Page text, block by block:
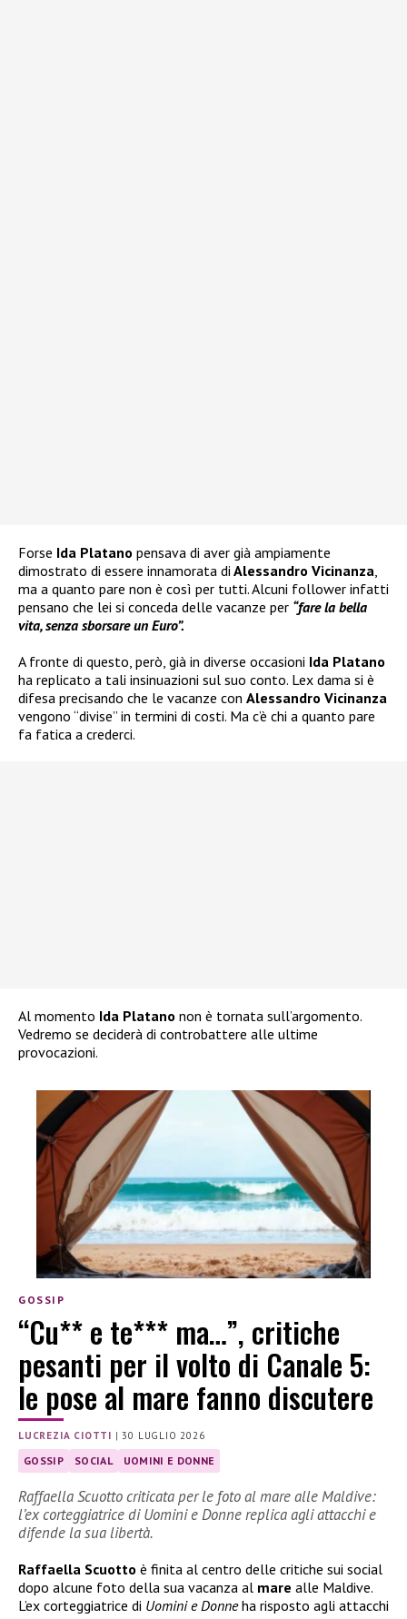
Forse Ida Platano pensava di aver già ampiamente
dimostrato di essere innamorata di Alessandro Vicinanza,
ma a quanto pare non è così per tutti. Alcuni follower infatti
pensano che lei si conceda delle vacanze per “fare la bella
vita, senza sborsare un Euro”.
A fronte di questo, però, già in diverse occasioni Ida Platano
ha replicato a tali insinuazioni sul suo conto. Lex dama si è
difesa precisando che le vacanze con Alessandro Vicinanza
vengono “divise” in termini di costi. Ma c’è chi a quanto pare
fa fatica a crederci.
Al momento Ida Platano non è tornata sull’argomento.
Vedremo se deciderà di controbattere alle ultime
provocazioni.
GOSSIP
“Cu** e te*** ma…”, critiche
pesanti per il volto di Canale 5:
le pose al mare fanno discutere
LUCREZIA CIOTTI |30 LUGLIO 2026
GOSSIP SOCIAL UOMINI E DONNE
Raffaella Scuotto criticata per le foto al mare alle Maldive:
l’ex corteggiatrice di Uomini e Donne replica agli attacchi e
difende la sua libertà.
Raffaella Scuotto è finita al centro delle critiche sui social
dopo alcune foto della sua vacanza al mare alle Maldive.
L’ex corteggiatrice di Uomini e Donneha risposto agli attacchi